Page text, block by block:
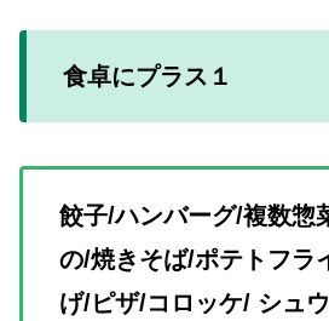
食卓にプラス１
餃子/ハンバーグ/複数惣
の/焼きそば/ポテトフラ
げ/ピザ/コロッケ/ シュ